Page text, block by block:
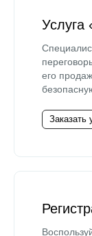
Услуга
его
Заказать